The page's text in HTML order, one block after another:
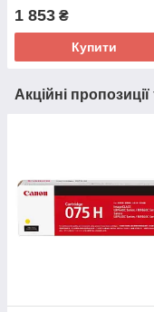
1 853 ₴
Купити
Акційні